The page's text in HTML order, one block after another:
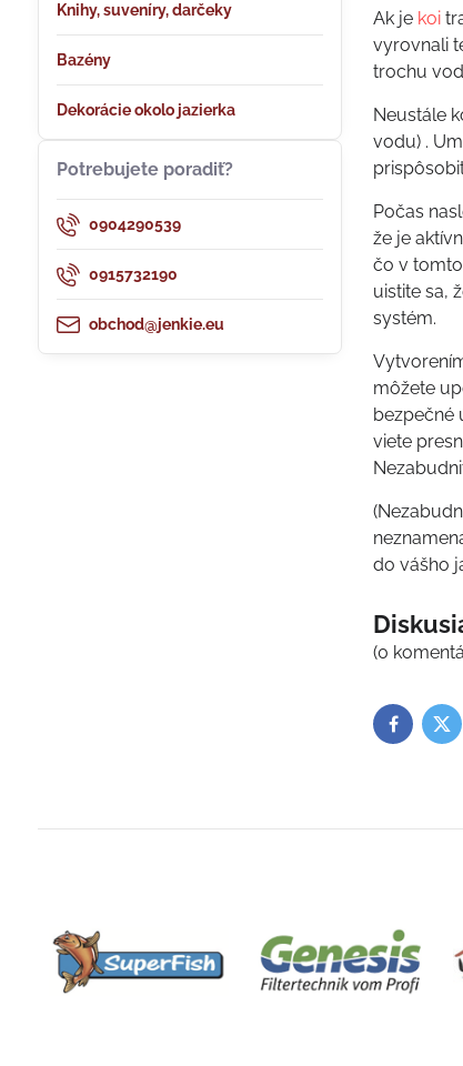
Ak je koi
vyrovnali
trochu
Neustále
vodu) .
Počas
že je
čo v
uistite sa,
systém.
môžete
bezpečné
viete
do vášho
(0
Knihy, suveníry, darčeky
Bazény
Dekorácie okolo jazierka
Potrebujete poradiť?
0904290539
0915732190
obchod@jenkie.eu